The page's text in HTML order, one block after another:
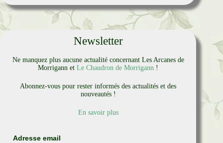
Newsletter
Ne manquez plus aucune actualité concernant Les Arcanes de
Morrigann etLe Chaudron de Morrigann !
Abonnez-vous pour rester informés des actualités et des
nouveautés !
En savoir plus
Adresse email